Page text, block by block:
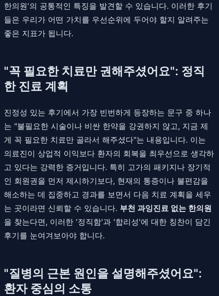
한의원'의 공통적인 특징을 발견할 수 있습니다. 이러한 후기
들은 우리가 어떤 가치를 우선순위에 두어야 할지 알려주는
좋은 지표가 됩니다.
"꼭 필요한 치료만 권해주셨어요": 정직
한 진료 계획
진정성 있는 후기에서 가장 빈번하게 등장하는 문구 중 하나
는 "불필요한 시술이나 비싼 한약을 강권하지 않고, 지금 제
게 꼭 필요한 치료만 골라서 해주셨다"는 내용입니다. 이는
의료진이 상업적 이익보다 환자의 회복을 최우선으로 생각하
고 있다는 강력한 증거입니다. 특히 고가의 패키지나 장기적
인 회원권을 먼저 제시하기보다, 현재의 통증이나 불편감을
해소하는 데 집중하고 경과를 보면서 다음 치료 계획을 세우
는 곳이라면 신뢰할 수 있습니다. 부천 과잉진료 없는 한의원
을 찾는다면, 이러한 '정직함'과 '합리성'에 대한 칭찬이 담긴
후기를 눈여겨보아야 합니다.
"질병의 근본 원인을 설명해주셨어요":
환자 중심의 소통